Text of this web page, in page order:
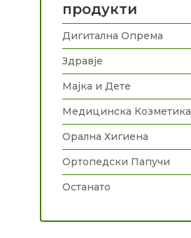
продукти
Дигитална Опрема
Здравје
Мајка и Дете
Медицинска Козметика
Орална Хигиена
Ортопедски Папучи
Останато